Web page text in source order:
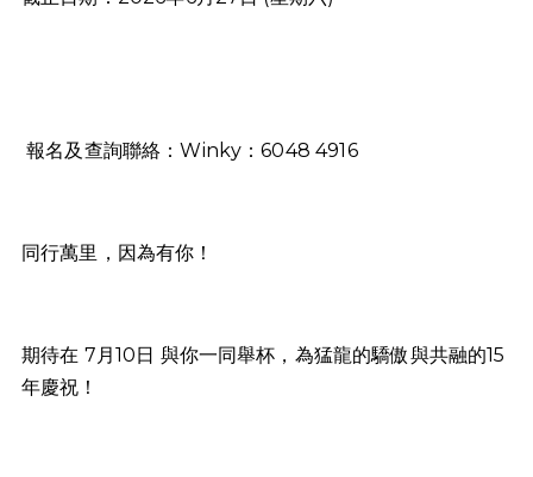
報名及查詢聯絡：Winky：6048 4916
同行萬里，因為有你！
期待在 7月10日 與你一同舉杯，為猛龍的驕傲與共融的15
年慶祝！